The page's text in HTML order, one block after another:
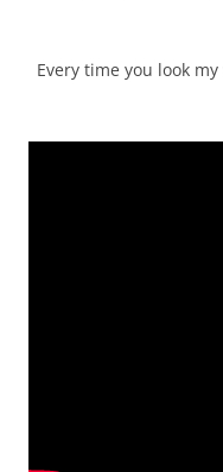
Every time you look